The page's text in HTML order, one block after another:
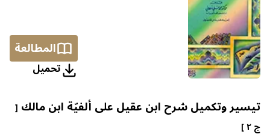
المطالعة
تحمیل
تيسير وتكميل شرح ابن عقيل على ألفيّة ابن مالك [
ج ٢ ]